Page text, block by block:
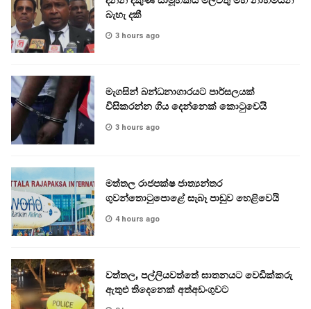
බැහැ දකී
3 hours ago
මැගසින් බන්ධනාගාරයට පාර්සලයක්
විසිකරන්න ගිය දෙන්නෙක් කොටුවෙයි
3 hours ago
මත්තල රාජපක්ෂ ජාත්‍යන්තර
ගුවන්තොටුපොළේ සැබෑ පාඩුව හෙළිවෙයි
4 hours ago
වත්තල, පල්ලියවත්තේ ඝාතනයට වෙඩික්කරු
ඇතුළු තිදෙනෙක් අත්අඩංගුවට